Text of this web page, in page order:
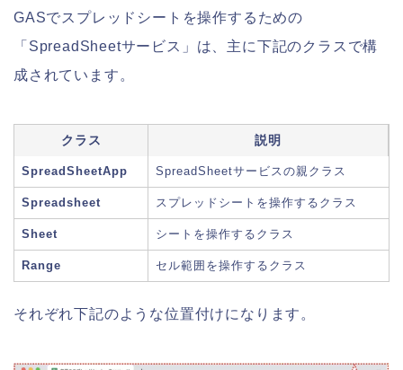
GASでスプレッドシートを操作するための
「SpreadSheetサービス」は、主に下記のクラスで構
成されています。
クラス 説明
SpreadSheetApp SpreadSheetサービスの親クラス
Spreadsheet スプレッドシートを操作するクラス
Sheet シートを操作するクラス
Range セル範囲を操作するクラス
それぞれ下記のような位置付けになります。